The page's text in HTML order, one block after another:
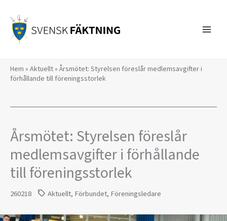
innehåll
Hem » Aktuellt»Årsmötet: Styrelsen föreslår medlemsavgifter i
förhållande till föreningsstorlek
Årsmötet: Styrelsen föreslår
medlemsavgifter i förhållande
till föreningsstorlek
260218 Aktuellt, Förbundet, Föreningsledare